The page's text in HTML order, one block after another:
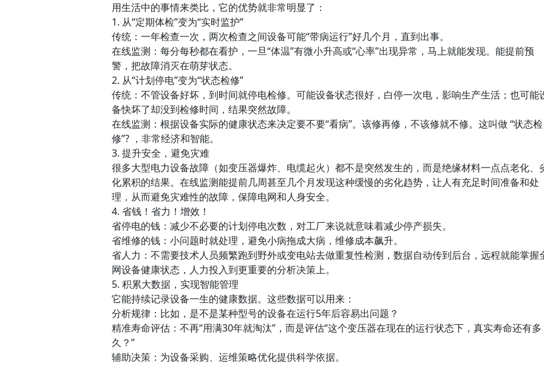
用生活中的事情来类比，它的优势就非常明显了：
1. 从“定期体检”变为“实时监护”
传统：一年检查一次，两次检查之间设备可能“带病运行”好几个月，直到出事。
在线监测：每分每秒都在看护，一旦“体温”有微小升高或“心率”出现异常，马上就能发现。能提前预
警，把故障消灭在萌芽状态。
2. 从“计划停电”变为“状态检修”
传统：不管设备好坏，到时间就停电检修。可能设备状态很好，白停一次电，影响生产生活；也可能
备快坏了却没到检修时间，结果突然故障。
在线监测：根据设备实际的健康状态来决定要不要“看病”。该修再修，不该修就不修。这叫做 “状态检
修”? ，非常经济和智能。
3. 提升安全，避免灾难
很多大型电力设备故障（如变压器爆炸、电缆起火）都不是突然发生的，而是绝缘材料一点点老化、
化累积的结果。在线监测能提前几周甚至几个月发现这种缓慢的劣化趋势，让人有充足时间准备和处
理，从而避免灾难性的故障，保障电网和人身安全。
4. 省钱！省力！增效！
省停电的钱：减少不必要的计划停电次数，对工厂来说就意味着减少停产损失。
省维修的钱：小问题时就处理，避免小病拖成大病，维修成本飙升。
省人力：不需要技术人员频繁跑到野外或变电站去做重复性检测，数据自动传到后台，远程就能掌握
网设备健康状态，人力投入到更重要的分析决策上。
5. 积累大数据，实现智能管理
它能持续记录设备一生的健康数据。这些数据可以用来：
分析规律：比如，是不是某种型号的设备在运行5年后容易出问题？
精准寿命评估：不再“用满30年就淘汰”，而是评估“这个变压器在现在的运行状态下，真实寿命还有多
久？”
辅助决策：为设备采购、运维策略优化提供科学依据。